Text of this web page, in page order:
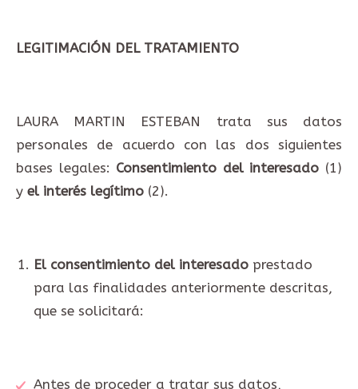
LEGITIMACIÓN DEL TRATAMIENTO
LAURA MARTIN ESTEBAN trata sus datos
personales de acuerdo con las dos siguientes
bases legales: Consentimiento del interesado (1)
y el interés legítimo (2).
El consentimiento del interesado prestado
para las finalidades anteriormente descritas,
que se solicitará:
Antes de proceder a tratar sus datos,